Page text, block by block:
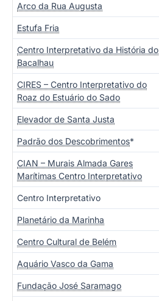
Arco da Rua Augusta
Estufa Fria
Centro Interpretativo da História do
Bacalhau
CIRES – Centro Interpretativo do
Roaz do Estuário do Sado
Elevador de Santa Justa
Padrão dos Descobrimentos*
CIAN – Murais Almada Gares
Marítimas Centro Interpretativo
Centro Interpretativo
Planetário da Marinha
Centro Cultural de Belém
Aquário Vasco da Gama
Fundação José Saramago